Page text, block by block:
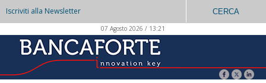
Iscriviti alla Newsletter CERCA
07 Agosto 2026 / 13:21